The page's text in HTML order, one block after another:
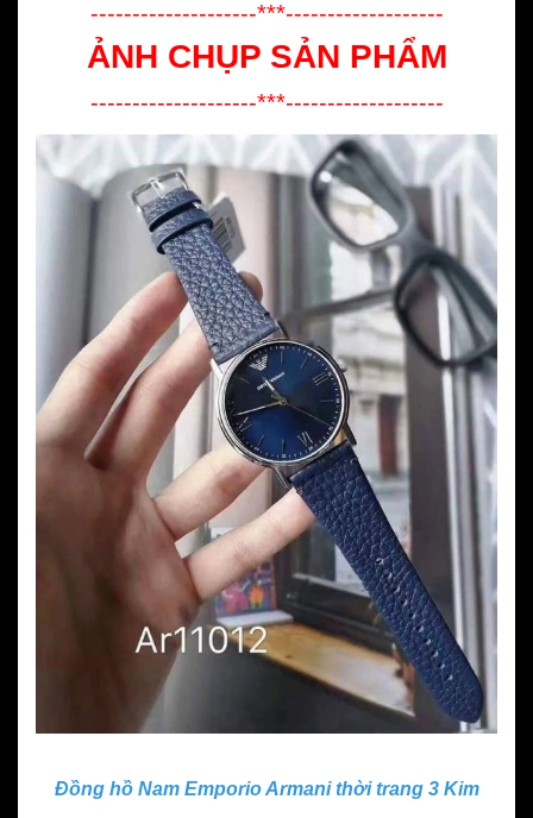
--------------------***-------------------
ẢNH CHỤP SẢN PHẨM
--------------------***-------------------
Đồng hồ Nam Emporio Armani thời trang 3 Kim